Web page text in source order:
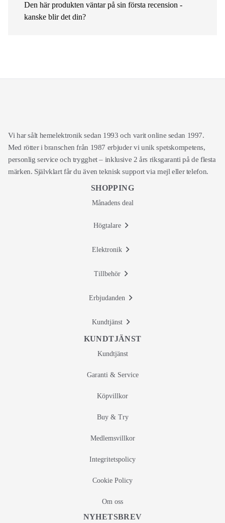
Den här produkten väntar på sin första recension -
kanske blir det din?
Vi har sålt hemelektronik sedan 1993 och varit online sedan 1997.
Med rötter i branschen från 1987 erbjuder vi unik spetskompetens,
personlig service och trygghet – inklusive 2 års riksgaranti på de flesta
märken. Självklart får du även teknisk support via mejl eller telefon.
SHOPPING
Månadens deal
Högtalare
Elektronik
Tillbehör
Erbjudanden
Kundtjänst
KUNDTJÄNST
Kundtjänst
Garanti & Service
Köpvillkor
Buy & Try
Medlemsvillkor
Integritetspolicy
Cookie Policy
Om oss
NYHETSBREV